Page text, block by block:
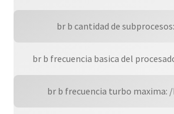
br b cantidad de
br b frecuencia basica del
br b frecuencia turbo maxima: